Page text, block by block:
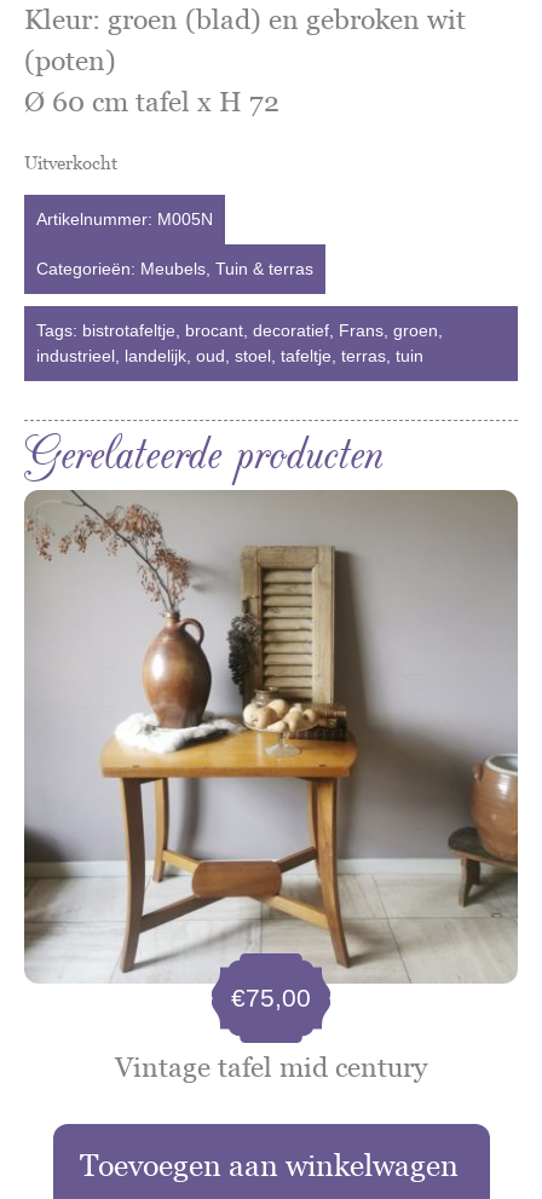
Kleur: groen (blad) en gebroken wit
(poten)
Ø 60 cm tafel x H 72
Uitverkocht
Artikelnummer: M005N
Categorieën: Meubels Tuin & terras
Tags: bistrotafeltje brocant decoratief Frans groen
industrieel landelijk oud stoel tafeltje terras tuin
Gerelateerde producten
Vintage tafel mid century
€75,00
Toevoegen aan winkelwagen